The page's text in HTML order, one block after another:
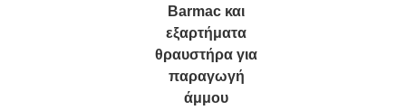
Barmac και
εξαρτήματα
θραυστήρα για
παραγωγή
άμμου